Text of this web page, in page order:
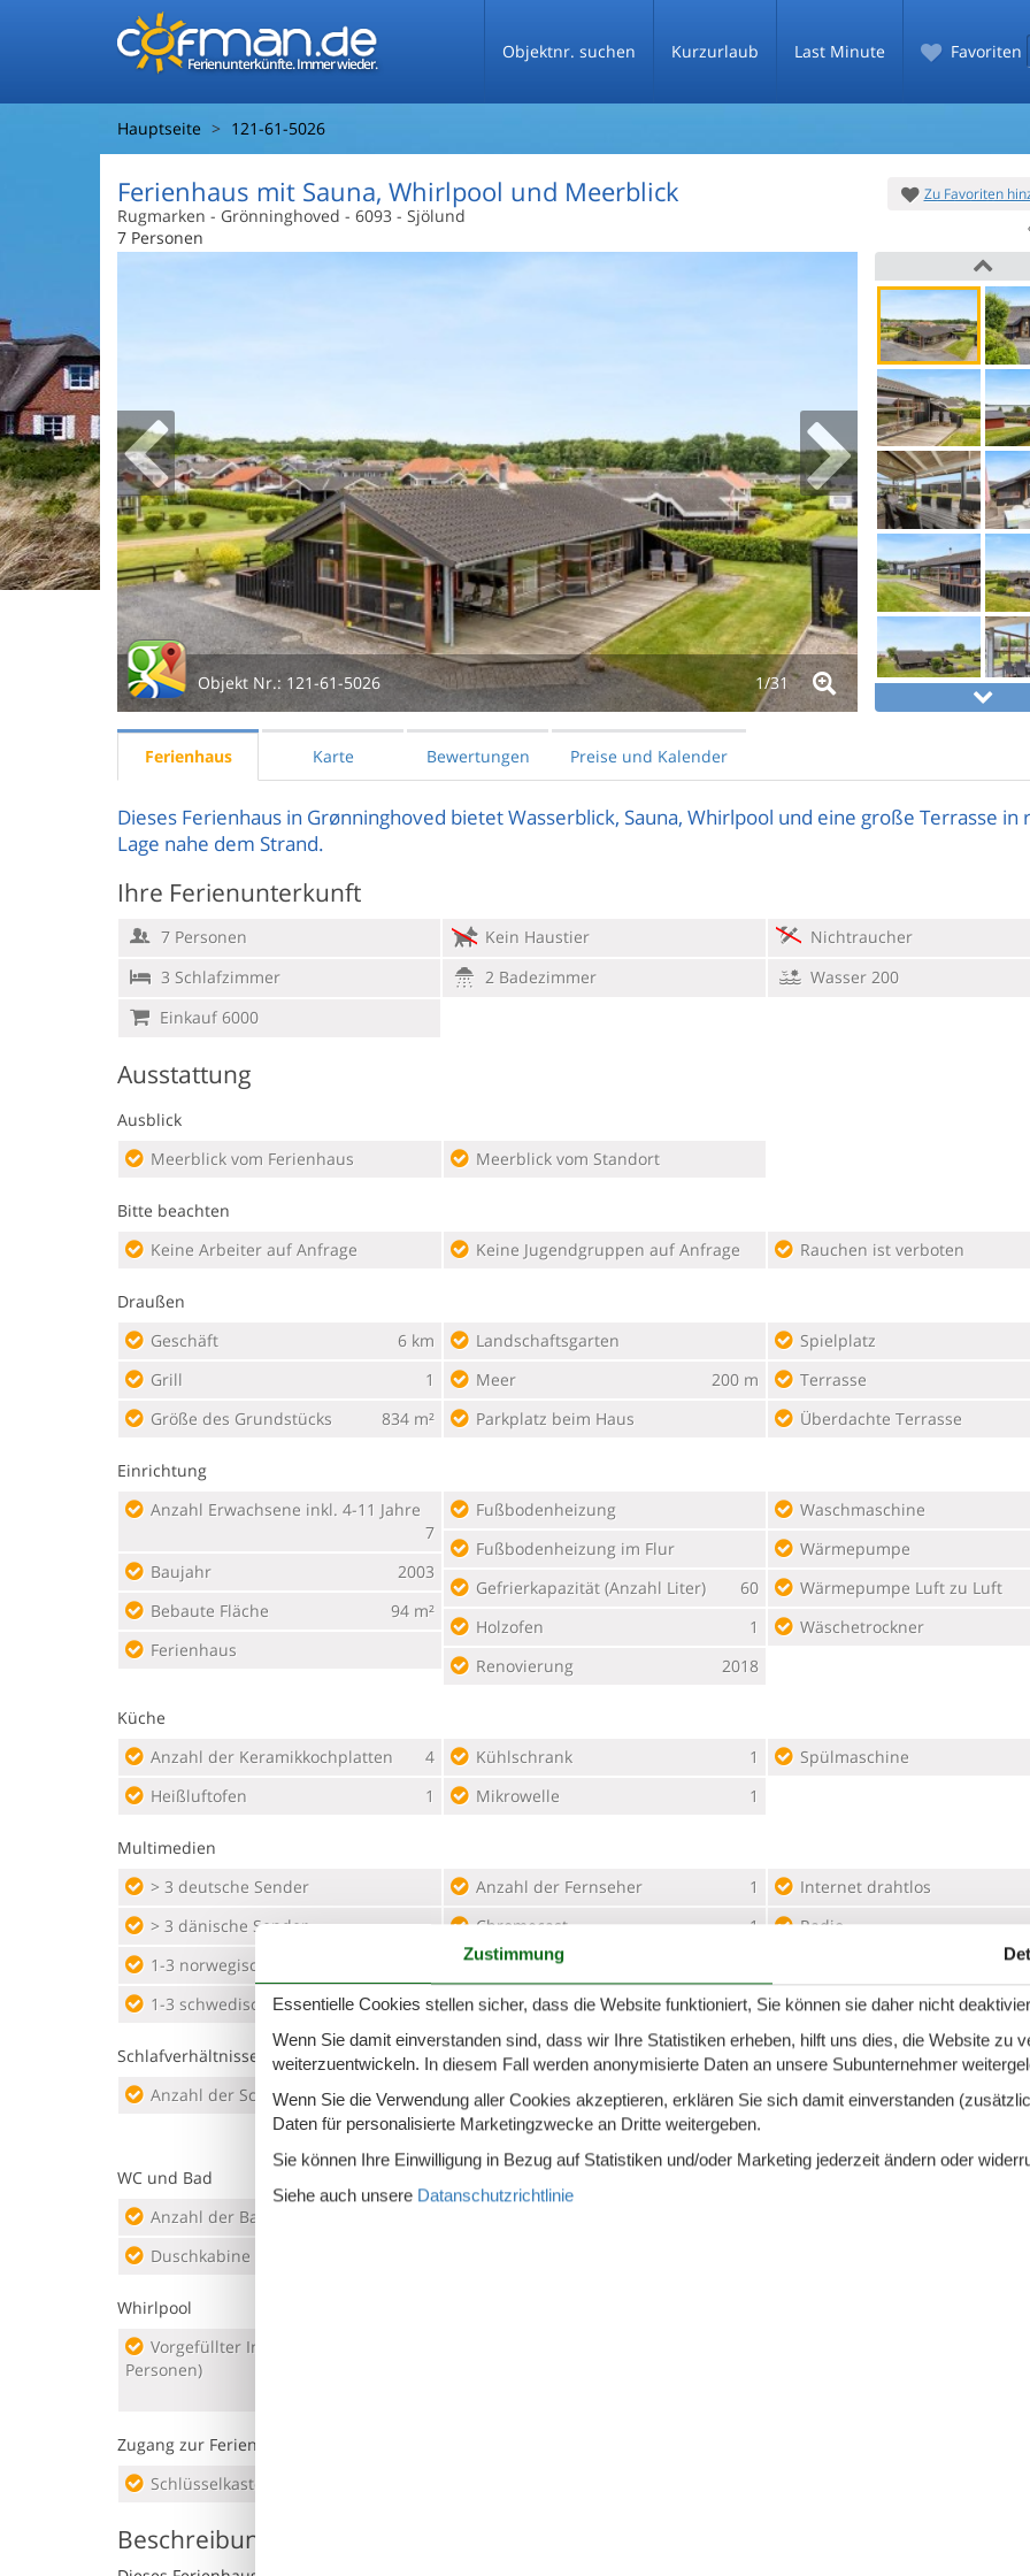
Ferienunterkünfte. Immer wieder.
Objektnr. suchen Kurzurlaub Last Minute Favoriten
Hauptseite 121-61-5026
Zu Favoriten
Ferienhaus mit Sauna, Whirlpool und Meerblick
Rugmarken - Grönninghoved - 6093 - Sjölund
7 Personen
Objekt Nr.: 121-61-5026 1/31
Ferienhaus Karte Bewertungen Preise und Kalender
Dieses Ferienhaus in Grønninghoved bietet Wasserblick, Sauna, Whirlpool und eine große Terrasse in
Lage nahe dem Strand.
Ihre Ferienunterkunft
7 Personen Kein Haustier
Nichtraucher
3 Schlafzimmer
2 Badezimmer
Wasser 200
Einkauf 6000
Ausstattung
Ausblick
Meerblick vom Ferienhaus
Meerblick vom Standort
Bitte beachten
Keine Arbeiter auf Anfrage
Keine Jugendgruppen auf Anfrage Rauchen ist verboten
Draußen
Geschäft
6 km
Grill
1
Größe des Grundstücks
834 m²
Landschaftsgarten
Meer
200 m
Parkplatz beim Haus
Spielplatz
Terrasse
Überdachte Terrasse
Einrichtung
Anzahl Erwachsene inkl. 4-11 Jahre
7
Baujahr
2003
Bebaute Fläche
94 m²
Ferienhaus
Fußbodenheizung
Fußbodenheizung im Flur
Gefrierkapazität (Anzahl Liter)
60
Holzofen
1
Renovierung
2018
Waschmaschine
Wärmepumpe
Wärmepumpe Luft zu Luft
Wäschetrockner
Küche
Anzahl der Keramikkochplatten
4
Heißluftofen
1
Kühlschrank
1
Mikrowelle
1
Spülmaschine
Multimedien
> 3 deutsche Sender
> 3 dänische Sender
1-3 norwegische Kanäle
1-3 schwedische Kanäle
Anzahl der Fernseher
1
Chromecast
1
Herunterladen
Hochladen
500
Internet drahtlos
Radio
Schlafverhältnisse
Anzahl der Schlafzimmer
3
Doppelbett (Anzahl der Schlafplätze)
6
Etagenbett (Anzahl der
WC und Bad
Anzahl der Badezimmer
Duschkabine
Whirlpool
Personen)
Zugang zur Ferienunterkunft
Schlüsselkasten mit Code
Beschreibung
Zustimmung
Essentielle Cookies stellen sicher, dass die Website funktioniert, Sie können sie daher nicht
Wenn Sie damit einverstanden sind, dass wir Ihre Statistiken erheben, hilft uns dies, die Website zu
weiterzuentwickeln. In diesem Fall werden anonymisierte Daten an unsere Subunternehmer
Wenn Sie die Verwendung aller Cookies akzeptieren, erklären Sie sich damit einverstanden
Daten für personalisierte Marketingzwecke an Dritte weitergeben.
Sie können Ihre Einwilligung in Bezug auf Statistiken und/oder Marketing jederzeit ändern oder
Siehe auch unsere Datanschutzrichtlinie